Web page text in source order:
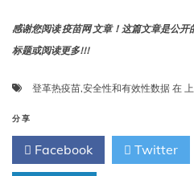
感谢您阅读 疫苗网 文章！这篇文章是公
标题或阅读更多!!!
登革热疫苗,安全性和有效性数据 在 登
疫
安
分享
Facebook Twitter